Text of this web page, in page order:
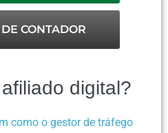
CONTADOR
digital?
como o gestor de tráfego